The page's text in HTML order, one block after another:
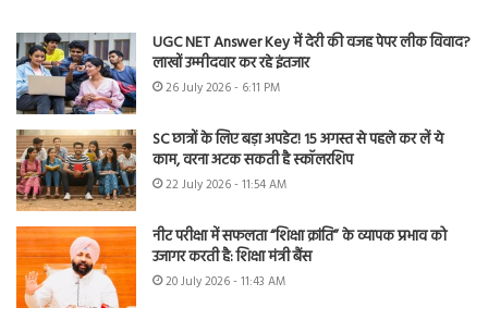
UGC NET Answer Key में देरी की वजह पेपर लीक विवाद?
लाखों उम्मीदवार कर रहे इंतजार
26 July 2026 - 6:11 PM
SC छात्रों के लिए बड़ा अपडेट! 15 अगस्त से पहले कर लें ये
काम, वरना अटक सकती है स्कॉलरशिप
22 July 2026 - 11:54 AM
नीट परीक्षा में सफलता “शिक्षा क्रांति” के व्यापक प्रभाव को
उजागर करती है: शिक्षा मंत्री बैंस
20 July 2026 - 11:43 AM